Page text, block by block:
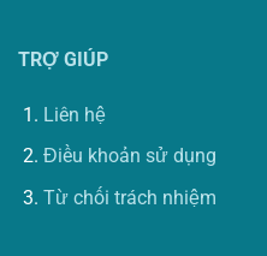
TRỢ GIÚP
Liên hệ
Điều khoản sử dụng
Từ chối trách nhiệm